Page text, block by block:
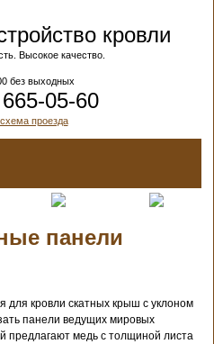
кровли
Высокое качество.
без выходных
05-60
проезда
панели
для кровли скатных крыш с уклоном
панели ведущих мировых
предлагают медь с толщиной листа